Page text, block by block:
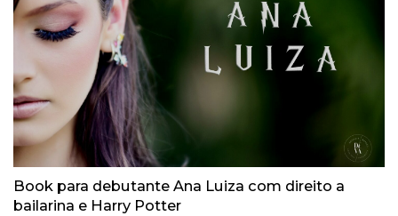
Book para debutante Ana Luiza com direito a
bailarina e Harry Potter